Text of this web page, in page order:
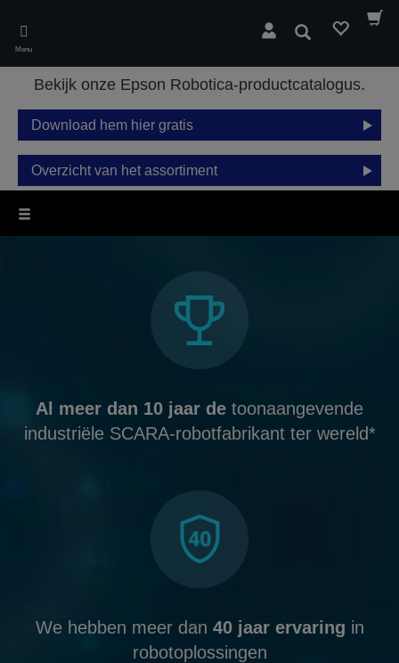
main
content
Menu
Zoeken
Bekijk onze Epson Robotica-productcatalogus.
Download hem hier gratis
Overzicht van het assortiment
Al meer dan 10 jaar de toonaangevende
industriële SCARA-robotfabrikant ter wereld*
We hebben meer dan 40 jaar ervaring in
robotoplossingen